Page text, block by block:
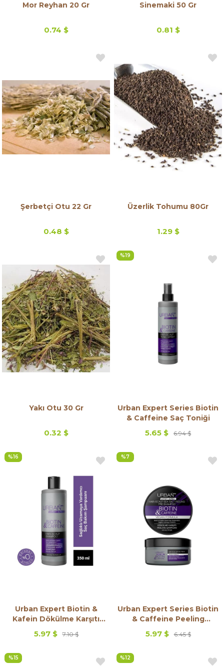
Mor Reyhan 20 Gr
0.74 $
Sinemaki 50 Gr
0.81 $
Şerbetçi Otu 22 Gr
0.48 $
Üzerlik Tohumu 80Gr
1.29 $
Yakı Otu 30 Gr
0.32 $
Urban Expert Series Biotin
& Caffeine Saç Toniği
5.65 $ 6.94 $
%19
Urban Expert Biotin &
Kafein Dökülme Karşıtı
Şampuan 350 ml
5.97 $ 7.10 $
%16
Urban Expert Series Biotin
& Caffeine Peeling
Şampuan
5.97 $ 6.45 $
%7
%15 %12